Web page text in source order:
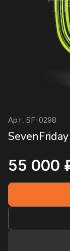
Арт. SF-0298
55 000